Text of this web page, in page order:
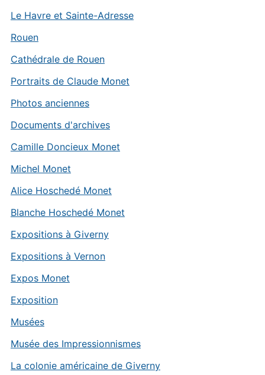
Le Havre et Sainte-Adresse
Rouen
Cathédrale de Rouen
Portraits de Claude Monet
Photos anciennes
Documents d'archives
Camille Doncieux Monet
Michel Monet
Alice Hoschedé Monet
Blanche Hoschedé Monet
Expositions à Giverny
Expositions à Vernon
Expos Monet
Exposition
Musées
Musée des Impressionnismes
La colonie américaine de Giverny